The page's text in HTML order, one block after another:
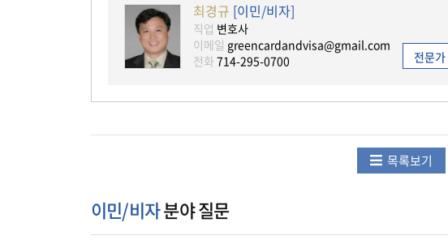
최경규 [이민/비자]
직업 변호사
이메일 greencardandvisa@gmail.com
전화 714-295-0700 전문
목록보기
이민/비자분야 질문